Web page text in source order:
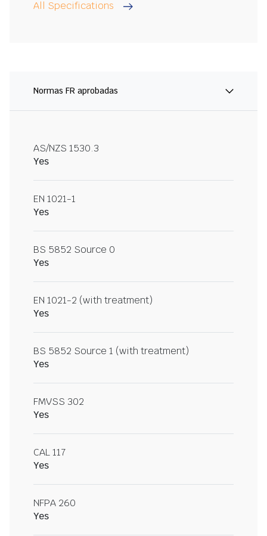
All Specifications
Normas FR aprobadas
AS/NZS 1530.3
Yes
EN 1021-1
Yes
BS 5852 Source 0
Yes
EN 1021-2 (with treatment)
Yes
BS 5852 Source 1 (with treatment)
Yes
FMVSS 302
Yes
CAL 117
Yes
NFPA 260
Yes